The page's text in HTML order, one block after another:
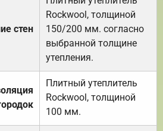
стен
Rockwool, толщиной
150/200 мм. согласно
выбранной толщине
утепления.
Плитный утеплитель
Rockwool, толщиной
100 мм.